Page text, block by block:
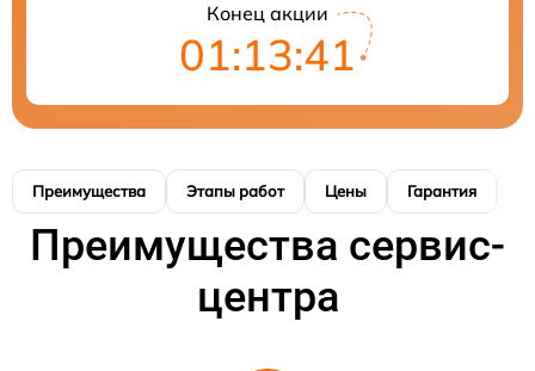
Конец акции
01:13:40
Преимущества Этапы работ Цены Гарантия
Преимущества сервис-
центра